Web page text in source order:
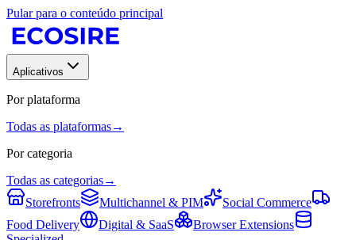
Pular para o conteúdo principal
Aplicativos
Por plataforma
Todas as plataformas→
Por categoria
Todas as categorias→
Storefronts
Multichannel & PIM
Social Commerce
Food Delivery
Digital & SaaS
Browser Extensions